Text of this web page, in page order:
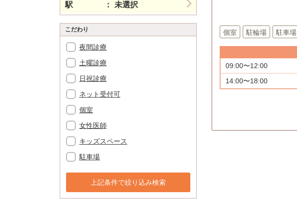
駅 未選択
こだわり
夜間診療
土曜診療
日祝診療
ネット受付可
個室
女性医師
キッズスペース
駐車場
上記条件で絞り込み検索
個室 駐輪場 駐車場
09:00〜12:00
14:00〜18:00